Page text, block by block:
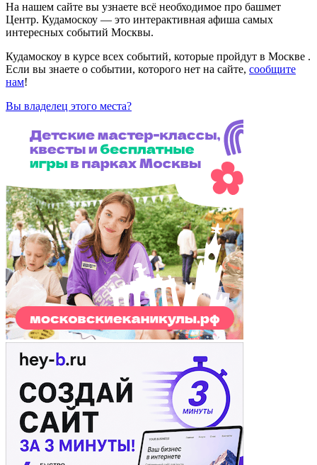
На нашем сайте вы узнаете всё необходимое про башмет
Центр. Кудамоскоу — это интерактивная афиша самых
интересных событий Москвы.
Кудамоскоу в курсе всех событий, которые пройдут в Москве .
Если вы знаете о событии, которого нет на сайте, сообщите
нам!
Вы владелец этого места?